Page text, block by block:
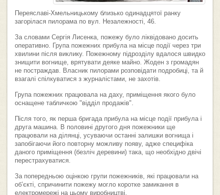
Переяславі-Хмельницькому близько одинадцятої ранку
загорілася пилорама по вул. Незалежності, 46.
За словами Сергія Лисенка, пожежу було ліквідовано досить
оперативно. Група пожежних прибула на місце події через три
хвилини після виклику. Пожежному підрозділу вдалося швидко
знищити вогнище, врятувати деяке майно. Жоден з громадян
не постраждав. Власник пилорами розповідати подробиці, та й
взагалі спілкуватися з журналістами, не захотів.
Група пожежних працювала на даху, приміщення якого було
оснащене табличкою "відділ продажів".
Після того, як перша бригада прибула на місце події прибула і
друга машина. В половині другого дня пожежники ще
працювали на ділянці, усуваючи останні залишки вогнища і
запобігаючи його повторну можливу появу, адже специфіка
даного приміщення (безліч деревини) така, що необхідно двічі
перестрахуватися.
За попередньою оцінкою групи пожежників, які працювали на
об’єкті, спричинити пожежу могло коротке замикання в
електромережі на цьому виробництві.